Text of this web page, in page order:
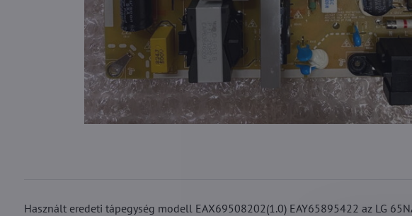
Használt eredeti tápegység modell EAX69508202(1.0) EAY65895422 az LG